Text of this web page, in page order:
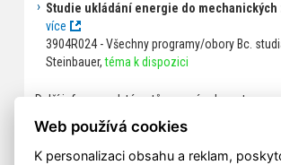
Studie ukládání energie do
více
3904R024 - Všechny programy/obory Bc.
Steinbauer,téma k dispozici
Další informace k tématům prací naleznete na
https://studium.fs.cvut.cz/studium/u12105/
Web používá cookies
K personalizaci obsahu a reklam,